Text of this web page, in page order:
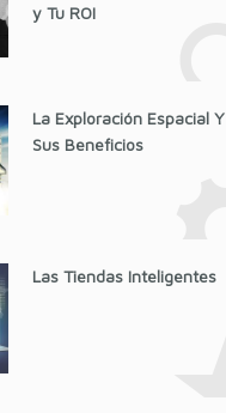
y Tu ROI
La Exploración Espacial Y
Sus Beneficios
Las Tiendas Inteligentes